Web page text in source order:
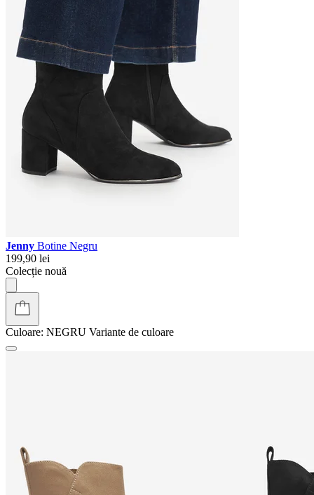
Jenny Botine Negru
199,90 lei
Colecție nouă
Culoare: NEGRU Variante de culoare